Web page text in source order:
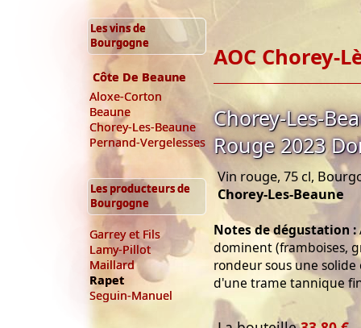
Les vins de
Bourgogne
Côte De Beaune
Aloxe-Corton
Beaune
Chorey-Les-Beaune
Pernand-Vergelesses
Les producteurs de
Bourgogne
Garrey et Fils
Lamy-Pillot
Maillard
Rapet
Seguin-Manuel
AOC Chorey-
Chorey-Les-
Rouge 2023
Vin rouge, 75 cl,
Chorey-Les-Beaune
Notes de dégustation :
dominent (framboises,
rondeur sous une
d'une trame tannique